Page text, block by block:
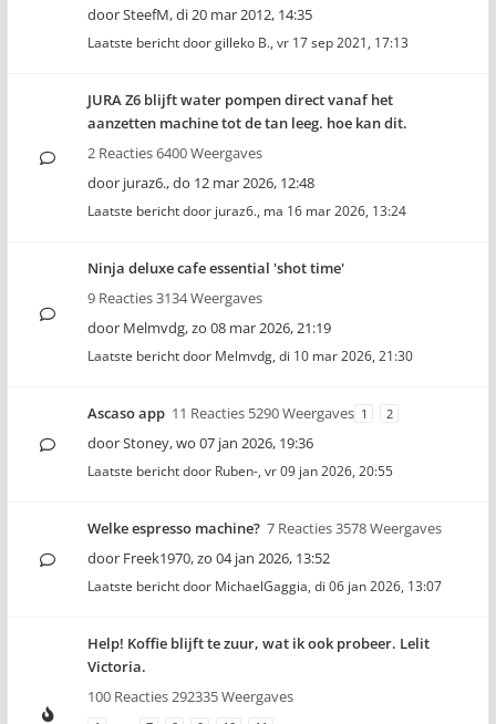
doorSteefM,di 20 mar 2012, 14:35
Laatste bericht doorgilleko B., vr 17 sep 2021, 17:13
JURA Z6 blijft water pompen direct vanaf het
aanzetten machine tot de tan leeg. hoe kan dit.
2 Reacties 6400 Weergaves
door juraz6.,do 12 mar 2026, 12:48
Laatste bericht door juraz6., ma 16 mar 2026, 13:24
Ninja deluxe cafe essential 'shot time'
9 Reacties 3134 Weergaves
door Melmvdg,zo 08 mar 2026, 21:19
Laatste bericht door Melmvdg, di 10 mar 2026, 21:30
Ascaso app 11 Reacties 5290 Weergaves 1 2
doorStoney,wo 07 jan 2026, 19:36
Laatste bericht door Ruben-, vr 09 jan 2026, 20:55
Welke espresso machine? 7 Reacties 3578 Weergaves
door Freek1970,zo 04 jan 2026, 13:52
Laatste bericht door MichaelGaggia, di 06 jan 2026, 13:07
Help! Koffie blijft te zuur, wat ik ook probeer. Lelit
Victoria.
100 Reacties 292335 Weergaves